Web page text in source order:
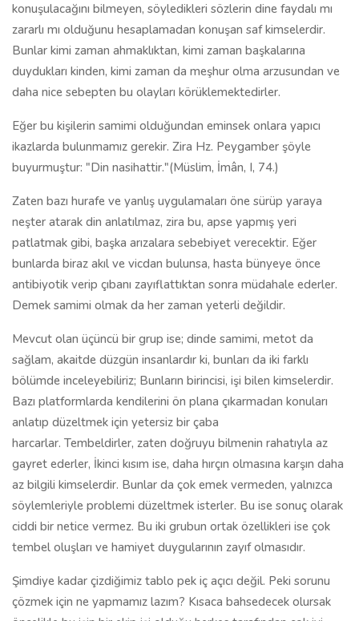
konuşulacağını bilmeyen, söyledikleri sözlerin dine faydalı mı
zararlı mı olduğunu hesaplamadan konuşan saf kimselerdir.
Bunlar kimi zaman ahmaklıktan, kimi zaman başkalarına
duydukları kinden, kimi zaman da meşhur olma arzusundan ve
daha nice sebepten bu olayları körüklemektedirler.
Eğer bu kişilerin samimi olduğundan eminsek onlara yapıcı
ikazlarda bulunmamız gerekir. Zira Hz. Peygamber şöyle
buyurmuştur: "Din nasihattir."(Müslim, İmân, I, 74.)
Zaten bazı hurafe ve yanlış uygulamaları öne sürüp yaraya
neşter atarak din anlatılmaz, zira bu, apse yapmış yeri
patlatmak gibi, başka arızalara sebebiyet verecektir. Eğer
bunlarda biraz akıl ve vicdan bulunsa, hasta bünyeye önce
antibiyotik verip çıbanı zayıflattıktan sonra müdahale ederler.
Demek samimi olmak da her zaman yeterli değildir.
Mevcut olan üçüncü bir grup ise; dinde samimi, metot da
sağlam, akaitde düzgün insanlardır ki, bunları da iki farklı
bölümde inceleyebiliriz; Bunların birincisi, işi bilen kimselerdir.
Bazı platformlarda kendilerini ön plana çıkarmadan konuları
anlatıp düzeltmek için yetersiz bir çaba
harcarlar. Tembeldirler, zaten doğruyu bilmenin rahatıyla az
gayret ederler, İkinci kısım ise, daha hırçın olmasına karşın daha
az bilgili kimselerdir. Bunlar da çok emek vermeden, yalnızca
söylemleriyle problemi düzeltmek isterler. Bu ise sonuç olarak
ciddi bir netice vermez. Bu iki grubun ortak özellikleri ise çok
tembel oluşları ve hamiyet duygularının zayıf olmasıdır.
Şimdiye kadar çizdiğimiz tablo pek iç açıcı değil. Peki sorunu
çözmek için ne yapmamız lazım? Kısaca bahsedecek olursak